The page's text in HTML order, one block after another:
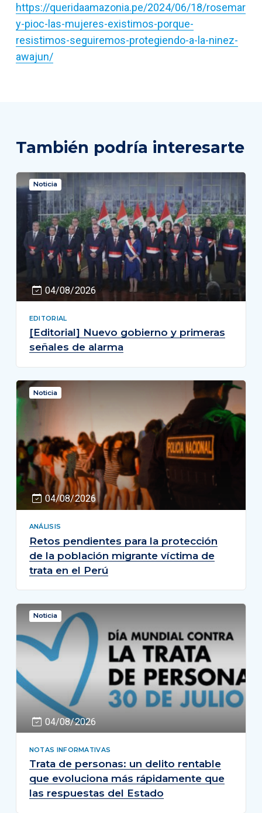
https://queridaamazonia.pe/2024/06/18/rosemar
y-pioc-las-mujeres-existimos-porque-
resistimos-seguiremos-protegiendo-a-la-ninez-
awajun/
También podría interesarte
Noticia
04/08/2026
EDITORIAL
[Editorial] Nuevo gobierno y primeras
señales de alarma
Noticia
04/08/2026
ANÁLISIS
Retos pendientes para la protección
de la población migrante víctima de
trata en el Perú
Noticia
04/08/2026
NOTAS INFORMATIVAS
Trata de personas: un delito rentable
que evoluciona más rápidamente que
las respuestas del Estado